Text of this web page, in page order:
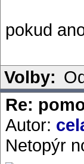
pokud
Volby:
Re:
Autor:
Netopýr